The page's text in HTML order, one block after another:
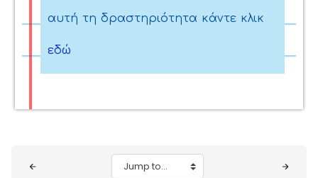
αυτή τη δραστηριότητα κάντε κλικ
εδώ
Jump to...